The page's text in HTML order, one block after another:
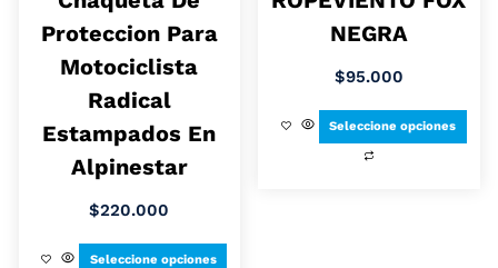
Proteccion Para
Motociclista
Radical
Estampados En
Alpinestar
$220.000
Seleccione opciones
NEGRA
$95.000
Seleccione opciones